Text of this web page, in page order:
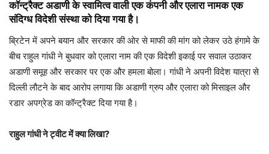
कॉन्ट्रैक्ट अडाणी के स्वामित्व वाली एक कंपनी और एलारा नामक एक
संदिग्ध विदेशी संस्था को दिया गया है।
ब्रिटेन में अपने बयान और सरकार की ओर से माफी की मांग को लेकर उठे हंगामे के
बीच राहुल गांधी ने बुधवार को एलारा नाम की एक विदेशी इकाई पर सवाल उठाकर
अडाणी समूह और सरकार पर एक और हमला बोला। गांधी ने अपनी विदेश यात्रा से
दिल्ली लौटने के बाद आरोप लगाया कि अडाणी ग्रुप और एलारा को मिसाइल और
रडार अपग्रेड का कॉन्ट्रैक्ट दिया गया है।
राहुल गांधी ने ट्वीट में क्या लिखा?